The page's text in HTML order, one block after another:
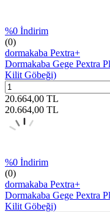
%0 İndirim
(0)
dormakaba Pextra+
Dormakaba Gege Pextra
Kilit Göbeği)
20.664,00 TL
20.664,00 TL
%0 İndirim
(0)
dormakaba Pextra+
Dormakaba Gege Pextra
Kilit Göbeği)